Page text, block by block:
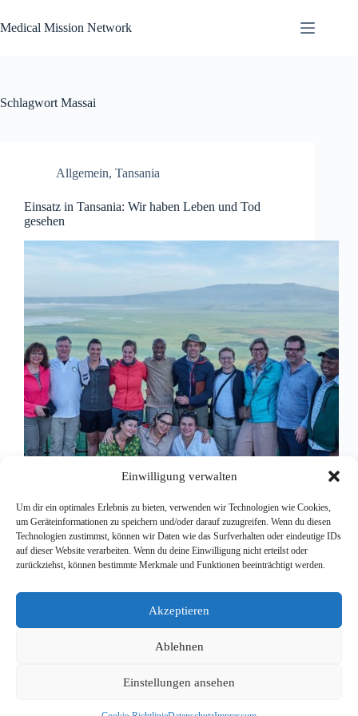
Einwilligung verwalten
Um dir ein optimales Erlebnis zu bieten, verwenden wir Technologien wie Cookies,
um Geräteinformationen zu speichern und/oder darauf zuzugreifen. Wenn du diesen
Technologien zustimmst, können wir Daten wie das Surfverhalten oder eindeutige IDs
auf dieser Website verarbeiten. Wenn du deine Einwilligung nicht erteilst oder
zurückziehst, können bestimmte Merkmale und Funktionen beeinträchtigt werden.
Akzeptieren
Ablehnen
Einstellungen ansehen
Inhalt
springen
Medical Mission Network
Schlagwort Massai
Allgemein, Tansania
Einsatz in Tansania: Wir haben Leben und Tod
gesehen
Einsatz in Tansania: Wir haben Leben und Tod
zweiten Einsatz im Charlotte Hospital in Sanya Juu
in Tansania sowie im Massai-Gebiet durchgeführt.
Medical Mission Network und die Heilig-Geist-
27. Februar 2024